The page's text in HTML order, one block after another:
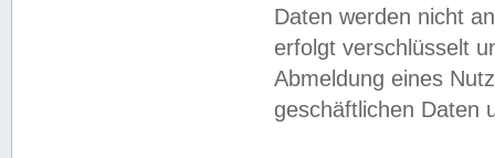
Daten werden nicht
erfolgt verschlüsselt
Abmeldung eines
geschäftlichen Daten